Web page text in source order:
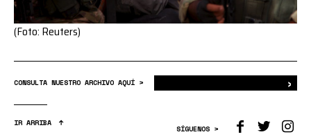
(Foto: Reuters)
CONSULTA NUESTRO ARCHIVO AQUÍ > ›
IR ARRIBA
SÍGUENOS >